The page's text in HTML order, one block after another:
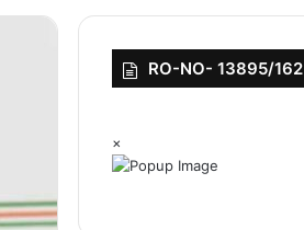
RO-NO- 13895/162
×